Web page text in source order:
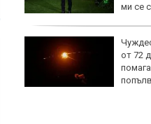
ми се
от 72